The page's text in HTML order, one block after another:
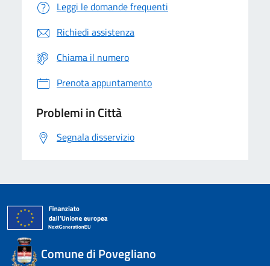
Leggi le domande frequenti
Richiedi assistenza
Chiama il numero
Prenota appuntamento
Problemi in Città
Segnala disservizio
Comune di Povegliano